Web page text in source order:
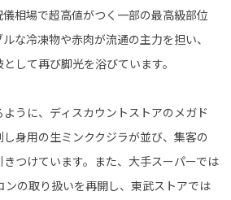
相場で超高値がつく一部の最高級部位
な冷凍物や赤肉が流通の主力を担い、
して再び脚光を浴びています。
うに、ディスカウントストアのメガド
身用の生ミンククジラが並び、集客の
つけています。また、大手スーパーでは
ンの取り扱いを再開し、東武ストアでは